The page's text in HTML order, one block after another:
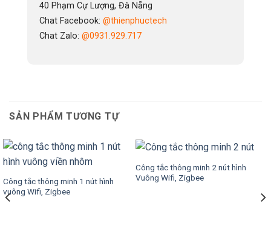
40 Phạm Cự Lượng, Đà Nẵng
Chat Facebook: @thienphuctech
Chat Zalo: @0931.929.717
SẢN PHẨM TƯƠNG TỰ
Công tắc thông minh 1 nút hình
vuông Wifi, Zigbee
Công tắc thông minh 2 nút hình
Vuông Wifi, Zigbee